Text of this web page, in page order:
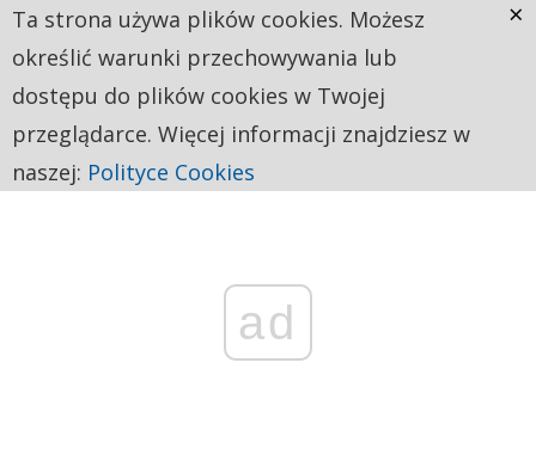
ad
Ta strona używa plików cookies. Możesz
określić warunki przechowywania lub
dostępu do plików cookies w Twojej
przeglądarce. Więcej informacji znajdziesz w
naszej: Polityce Cookies
×